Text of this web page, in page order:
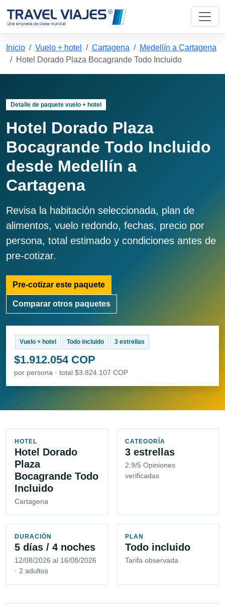
Inicio Vuelo + hotel Cartagena
Medellín a Cartagena
Hotel Dorado Plaza Bocagrande Todo Incluido
Detalle de paquete vuelo + hotel
Hotel Dorado Plaza
Bocagrande Todo Incluido
desde Medellín a
Cartagena
Revisa la habitación seleccionada, plan de
alimentos, vuelo redondo, fechas, precio por
persona, total estimado y condiciones antes de
pre-cotizar.
Pre-cotizar este paquete
Comparar otros paquetes
Vuelo + hotel Todo incluido 3 estrellas
$1.912.054 COP
por persona · total $3.824.107 COP
HOTEL
Hotel Dorado
Plaza
Bocagrande Todo
Incluido
Cartagena
CATEGORÍA
3 estrellas
2.9/5 Opiniones
verificadas
DURACIÓN
5 días / 4 noches
12/08/2026 al 16/08/2026
· 2 adultos
PLAN
Todo incluido
Tarifa observada